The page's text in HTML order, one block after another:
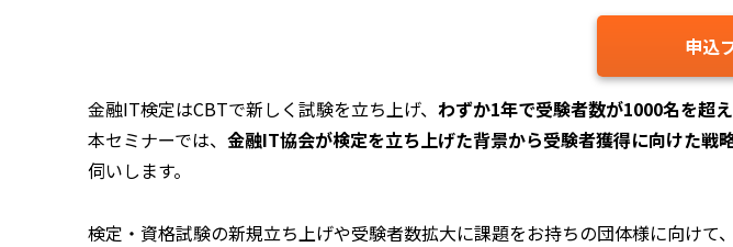
申込
金融IT検定はCBTで新しく試験を立ち上げ、 わずか1年で受験者数が1000名を超え
本セミナーでは、 金融IT協会が検定を立ち上げた背景から受験者獲得に向けた
伺いします。
検定・資格試験の新規立ち上げや受験者数拡大に課題をお持ちの団体様に向けて